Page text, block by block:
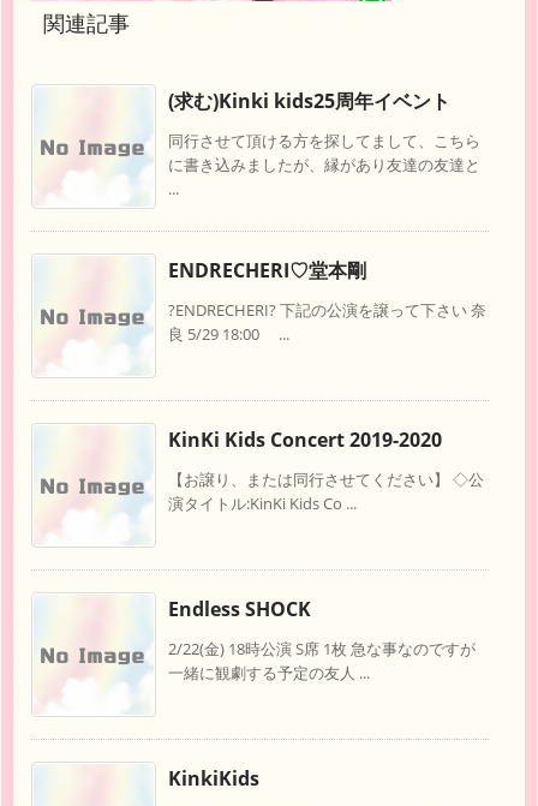
関連記事
(求む)Kinki kids25周年イベント
同行させて頂ける方を探してまして、こちら
に書き込みましたが、縁があり友達の友達と
...
ENDRECHERI♡堂本剛
?ENDRECHERI? 下記の公演を譲って下さい 奈
良 5/29 18:00 ...
KinKi Kids Concert 2019-2020
【お譲り、または同行させてください】 ◇公
演タイトル:KinKi Kids Co ...
Endless SHOCK
2/22(金) 18時公演 S席 1枚 急な事なのですが
一緒に観劇する予定の友人 ...
KinkiKids